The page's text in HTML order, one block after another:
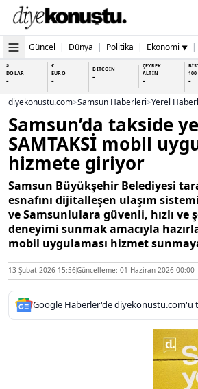
Güncel | Dünya | Politika | Ekonomi ▼ |
$
DOLAR
-
-
€
EURO
-
-
BİTCOİN
-
-
ÇEYREK
ALTIN
-
-
100
-
-
diyekonustu.com>Samsun Haberleri>Yerel
Samsun’da takside
SAMTAKSİ mobil
hizmete giriyor
Samsun Büyükşehir Belediyesi
esnafını dijitalleşen ulaşım
ve Samsunlulara güvenli, hızlı ve
deneyimi sunmak amacıyla
mobil uygulaması hizmet
13 Şubat 2026 15:56Güncelleme: 01 Haziran 2026 00:00
Google Haberler'de diyekonustu.com'u